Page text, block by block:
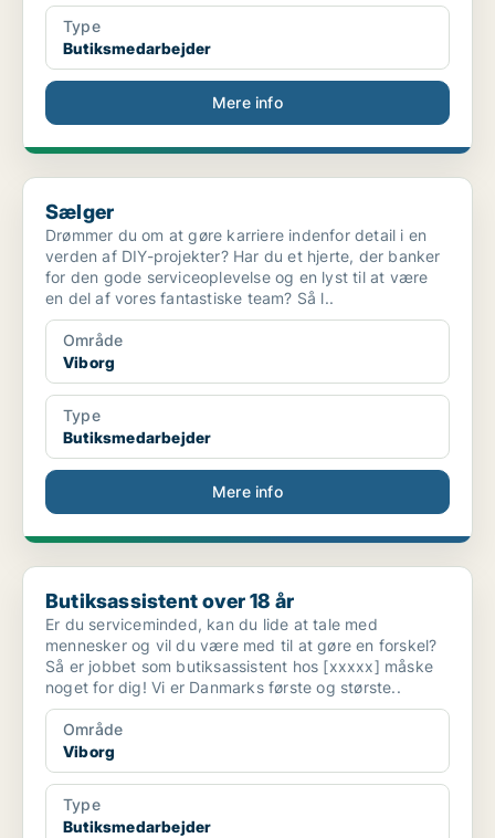
Type
Butiksmedarbejder
Mere info
Sælger
Sælger
Drømmer du om at gøre karriere indenfor detail i en
verden af DIY-projekter? Har du et hjerte, der banker
for den gode serviceoplevelse og en lyst til at være
en del af vores fantastiske team? Så l..
Område
Viborg
Type
Butiksmedarbejder
Mere info
Butiksassistent over 18 år
Butiksassistent over 18 år
Er du serviceminded, kan du lide at tale med
mennesker og vil du være med til at gøre en forskel?
Så er jobbet som butiksassistent hos [xxxxx] måske
noget for dig! Vi er Danmarks første og største..
Område
Viborg
Type
Butiksmedarbejder